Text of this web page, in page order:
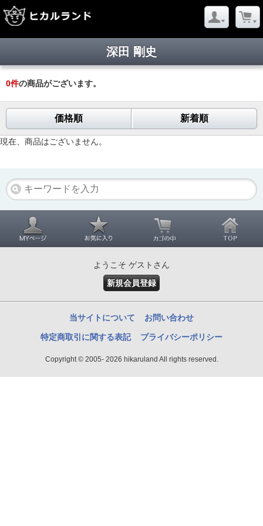
深田 剛史
0件の商品がございます。
価格順 新着順
現在、商品はございません。
ようこそ ゲストさん
新規会員登録
当サイトについて お問い合わせ
特定商取引に関する表記 プライバシーポリシー
Copyright © 2005- 2026 hikaruland All rights reserved.